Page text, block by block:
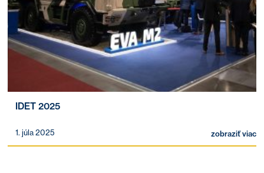
IDET 2025
1. júla 2025 zobraziť viac